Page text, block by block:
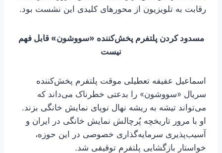
رقابت به تلویزیون از محورهای کلیدی این نشست بود.
مسدود کردن پلتفرم پخش‌کننده «سووشون» قابل فهم
نیست
اسماعیل عفیفه تعطیلی موقت پلتفرم پخش‌کننده
سریال «سووشون» را بدعتی خطرناک می‌داند که
می‌تواند تیشه به ریشه نهال نوپای نمایش خانگی بزند.
او با مرور تاریخچه پُرچالش نمایش خانگی در ایران و
آسیب‌پذیری سرمایه‌گذاری خصوصی در این حوزه،
خواستار بازگشایی پلتفرم توقیفی شد.